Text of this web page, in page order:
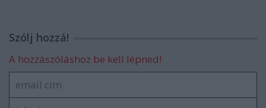
Szólj hozzá!
A hozzászóláshoz be kell lépned!